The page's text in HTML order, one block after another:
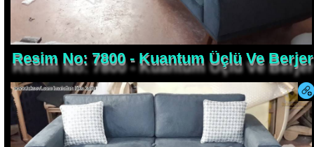
Resim No: 7800 - Kuantum Üçlü Ve Berjer